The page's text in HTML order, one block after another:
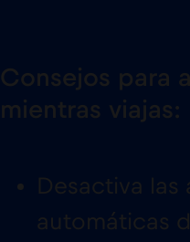
Consejos para
mientras viajas:
Desactiva las
automáticas